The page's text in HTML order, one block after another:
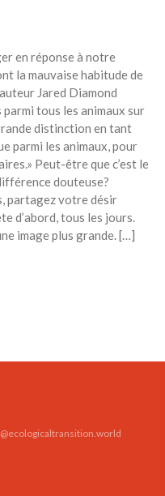
vos enfants
les déchets : votre
pour les citoyens et les
verts | Association
artificielle pour
le succès des invasions
– The Applied
Comments
en réponse à notre
la mauvaise habitude de
Jared Diamond
tous les animaux sur
distinction en tant
parmi les animaux, pour
Peut-être que c’est le
douteuse?
partagez votre désir
d’abord, tous les jours.
image plus grande. […]